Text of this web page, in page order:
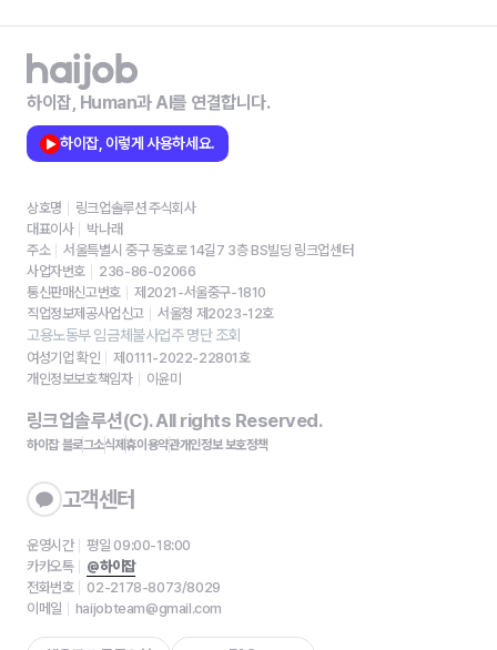
하이잡, Human과 AI를 연결합니다.
하이잡, 이렇게 사용하세요.
상호명
링크업솔루션 주식회사
대표이사
박나래
주소
서울특별시 중구 동호로 14길7 3층 BS빌딩 링크업센터
사업자번호
236-86-02066
통신판매신고번호
제2021-서울중구-1810
직업정보제공사업신고
서울청 제2023-12호
고용노동부 임금체불사업주 명단 조회
여성기업 확인
제0111-2022-22801호
개인정보보호책임자
이윤미
링크업솔루션(C). All rights Reserved.
하이잡 블로그소식제휴이용약관개인정보 보호정책
고객센터
운영시간
평일 09:00-18:00
카카오톡
@하이잡
전화번호
02-2178-8073/8029
이메일
haijobteam@gmail.com